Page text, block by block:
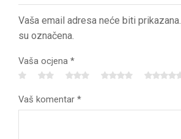
Vaša email adresa neće biti
su označena.
Vaša ocjena *
Vaš komentar *